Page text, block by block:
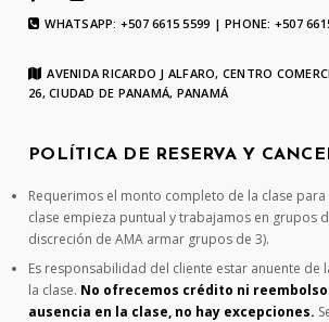
WHATSAPP: +507 6615 5599 | PHONE: +507
AVENIDA RICARDO J ALFARO, CENTRO
26, CIUDAD DE PANAMÁ, PANAMÁ
POLÍTICA DE RESERVA Y
Requerimos el monto completo de la clase para
clase empieza puntual y trabajamos en grupos
discreción de AMA armar grupos de 3).
Es responsabilidad del cliente estar anuente de
la clase. No ofrecemos crédito ni
ausencia en la clase, no hay excepciones.